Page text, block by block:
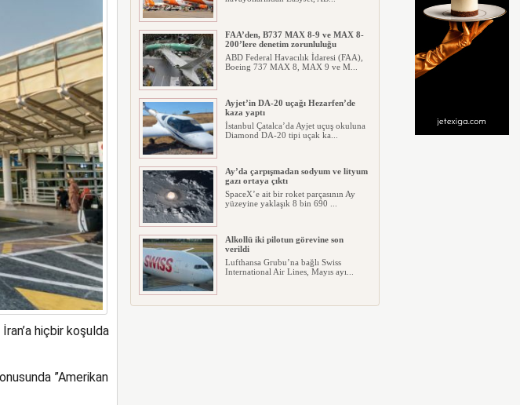
hiçbir koşulda
”Amerikan
FAA’den, B737 MAX 8-9 ve MAX 8-
200’lere denetim zorunluluğu
ABD Federal Havacılık İdaresi (FAA),
Boeing 737 MAX 8, MAX 9 ve M...
Ayjet’in DA-20 uçağı Hezarfen’de
kaza yaptı
İstanbul Çatalca’da Ayjet uçuş okuluna
Diamond DA-20 tipi uçak ka...
Ay’da çarpışmadan sodyum ve lityum
gazı ortaya çıktı
SpaceX’e ait bir roket parçasının Ay
yüzeyine yaklaşık 8 bin 690 ...
Alkollü iki pilotun görevine son
verildi
Lufthansa Grubu’na bağlı Swiss
International Air Lines, Mayıs ayı...
İGA, iç hat yolcularını Cafe